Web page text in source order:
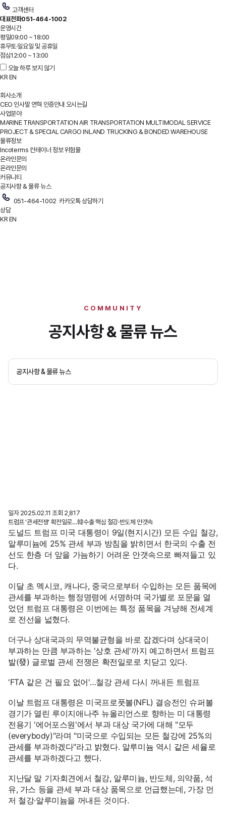
고객센터
대표전화051-464-1002
운영시간
평일09:00 ~ 18:00
휴무토·일요일 및 공휴일
점심12:00 ~ 13:00
오늘 하루 보지 않기
KR EN
회사소개
CEO 인사말 연혁 인증안내 오시는길
사업분야
MARINE TRANSPORTATION AIR TRANSPORTATION MULTIMODAL SERVICE
PROJECT & SPECIAL CARGO INLAND TRUCKING & BONDED WAREHOUSE
물류정보
Incoterms 컨테이너 정보위험물
온라인문의
온라인문의
커뮤니티
공지사항 & 물류 뉴스
051-464-1002 카카오톡 상담하기
상담
KR EN
COMMUNITY
공지사항 & 물류 뉴스
공지사항 & 물류 뉴스
일자2025.02.11 조회 2,817
트럼프 '관세전쟁' 확전일로…韓수출 핵심 철강·반도체 안갯속
도널드 트럼프 미국 대통령이 9일(현지시간) 모든 수입 철강,
알루미늄에 25% 관세 부과 방침을 밝히면서 한국의 수출 전
선도 한층 더 앞을 가늠하기 어려운 안갯속으로 빠져들고 있
다.
이달 초 멕시코, 캐나다, 중국으로부터 수입하는 모든 품목에
관세를 부과하는 행정명령에 서명하며 국가별로 포문을 열
었던 트럼프 대통령은 이번에는 특정 품목을 겨냥해 전세계
로 전선을 넓혔다.
더구나 상대국과의 무역불균형을 바로 잡겠다며 상대국이
부과하는 만큼 부과하는 '상호 관세'까지 예고하면서 트럼프
발(發) 글로벌 관세 전쟁은 확전일로로 치닫고 있다.
'FTA 같은 건 필요 없어'…철강 관세 다시 꺼내든 트럼프
이날 트럼프 대통령은 미국프로풋볼(NFL) 결승전인 슈퍼볼
경기가 열린 루이지애나주 뉴올리언스로 향하는 미 대통령
전용기 '에어포스원'에서 부과 대상 국가에 대해 "모두
(everybody)"라며 "미국으로 수입되는 모든 철강에 25%의
관세를 부과하겠다"라고 밝혔다. 알루미늄 역시 같은 세율로
관세를 부과하겠다고 했다.
지난달 말 기자회견에서 철강, 알루미늄, 반도체, 의약품, 석
유, 가스 등을 관세 부과 대상 품목으로 언급했는데, 가장 먼
저 철강·알루미늄을 꺼내든 것이다.